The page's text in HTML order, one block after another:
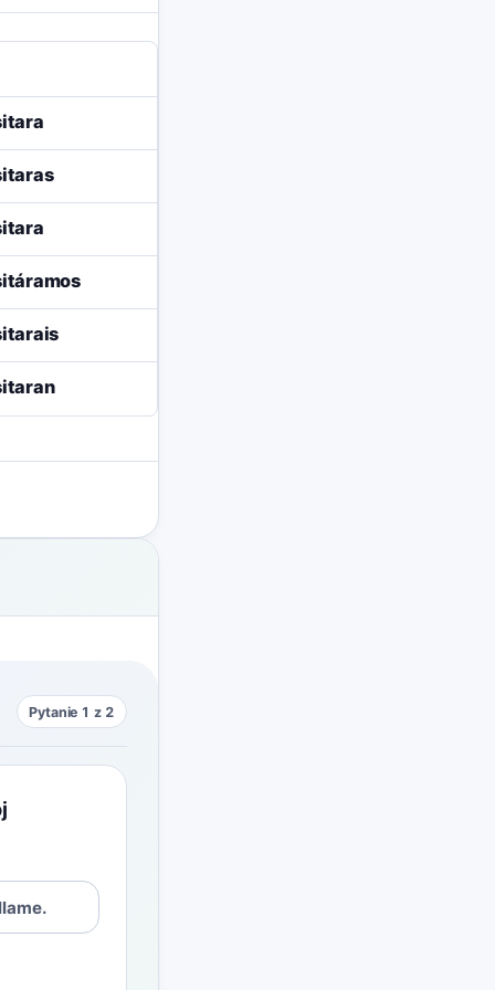
Pytanie 1 z 2